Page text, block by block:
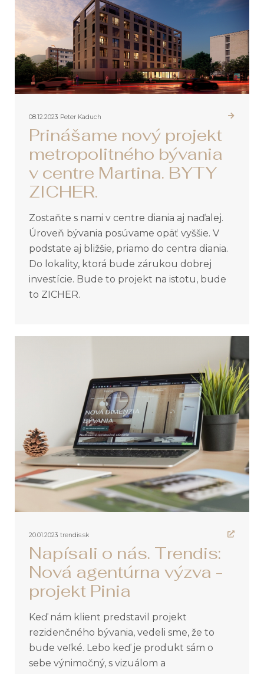
08.12.2023 Peter Kaduch
Prinášame nový projekt
metropolitného bývania
v centre Martina. BYTY
ZICHER.
Zostaňte s nami v centre diania aj naďalej.
Úroveň bývania posúvame opäť vyššie. V
podstate aj bližšie, priamo do centra diania.
Do lokality, ktorá bude zárukou dobrej
investície. Bude to projekt na istotu, bude
to ZICHER.
20.01.2023 trendis.sk
Napísali o nás. Trendis:
Nová agentúrna výzva -
projekt Pinia
Keď nám klient predstavil projekt
rezidenčného bývania, vedeli sme, že to
bude veľké. Lebo keď je produkt sám o
sebe výnimočný, s vizuálom a